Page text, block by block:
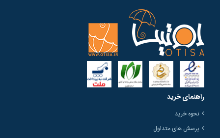
راهنمای خرید
نحوه خرید
پرسش های متداول